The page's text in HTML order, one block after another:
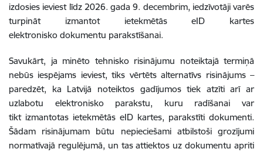
izdosies ieviest līdz 2026. gada 9. decembrim, iedzīvotāji varēs
turpināt izmantot ietekmētās eID kartes
elektronisko dokumentu parakstīšanai.
Savukārt, ja minēto tehnisko risinājumu noteiktajā termiņā
nebūs iespējams ieviest, tiks vērtēts alternatīvs risinājums –
paredzēt, ka Latvijā noteiktos gadījumos tiek atzīti arī ar
uzlabotu elektronisko parakstu, kuru radīšanai var
tikt izmantotas ietekmētās eID kartes, parakstīti dokumenti.
Šādam risinājumam būtu nepieciešami atbilstoši grozījumi
normatīvajā regulējumā, un tas attiektos uz dokumentu apriti